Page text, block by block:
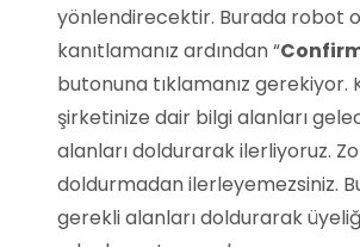
yönlendirecektir. Burada robot
kanıtlamanız ardından “
butonuna tıklamanız gerekiyor.
şirketinize dair bilgi alanları
alanları doldurarak ilerliyoruz.
doldurmadan ilerleyemezsiniz.
gerekli alanları doldurarak